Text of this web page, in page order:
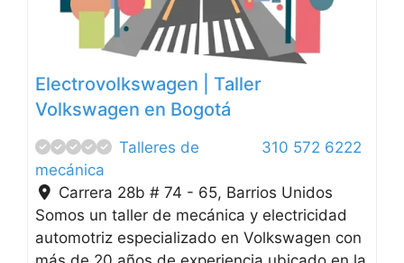
Electrovolkswagen | Taller
Volkswagen en Bogotá
310 572 6222
Talleres de
mecánica
Carrera 28b # 74 - 65, Barrios Unidos
Somos un taller de mecánica y electricidad
automotriz especializado en Volkswagen con